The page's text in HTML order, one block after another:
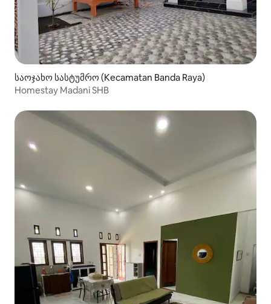
საოჯახო სასტუმრო (Kecamatan Banda Raya)
Homestay Madani SHB